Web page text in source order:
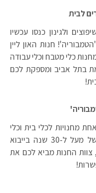
לבית
ולגינון כנסו עכשיו
חנות האון ליין
כלי מטבח וכלי עבודה
בתל אביב ומספקת לכם
מחנויות לכלי בית וכלי
עבודה המומלצות ביותר! עם ניסיון של מעל ל-30 שנה בייבוא
צוות החנות מביא לכם את